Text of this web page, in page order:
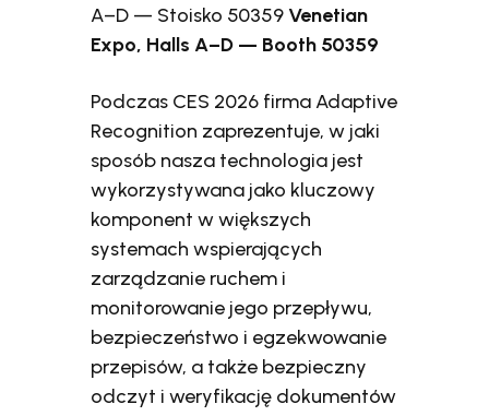
A–D — Stoisko 50359 Venetian
Expo, Halls A–D — Booth 50359
Podczas CES 2026 firma Adaptive
Recognition zaprezentuje, w jaki
sposób nasza technologia jest
wykorzystywana jako kluczowy
komponent w większych
systemach wspierających
zarządzanie ruchem i
monitorowanie jego przepływu,
bezpieczeństwo i egzekwowanie
przepisów, a także bezpieczny
odczyt i weryfikację dokumentów